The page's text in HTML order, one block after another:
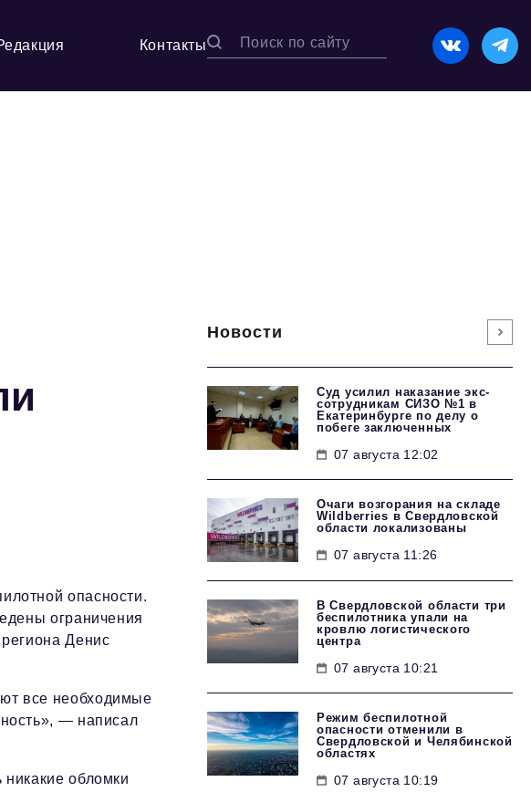
Контакты
опасности.
ограничения
Денис
все необходимые
— написал
обломки
Новости
Суд усилил наказание экс-
сотрудникам СИЗО №1 в
Екатеринбурге по делу о
побеге заключенных
07 августа 12:02
Очаги возгорания на складе
Wildberries в Свердловской
области локализованы
07 августа 11:26
В Свердловской области три
беспилотника упали на
кровлю логистического
центра
07 августа 10:21
Режим беспилотной
опасности отменили в
Свердловской и Челябинской
областях
07 августа 10:19